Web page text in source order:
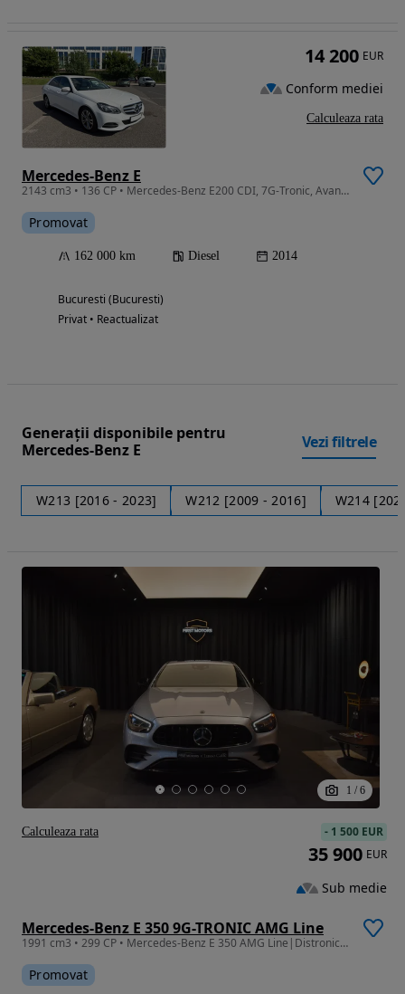
Mercedes-Benz E
2143 cm3 • 136 CP • Mercedes-Benz E200 CDI, 7G-Tronic, Avantgarde, Facelift, 2014
Promovat
162 000 km Diesel 2014
Bucuresti (Bucuresti)
Privat • Reactualizat
14 200 EUR
Conform mediei
Calculeaza rata
Generații disponibile pentru
Mercedes-Benz E
Vezi filtrele
W213 [2016 - 2023] W212 [2009 - 2016] W214
1 / 6
Mercedes-Benz E 350 9G-TRONIC AMG Line
1991 cm3 • 299 CP • Mercedes-Benz E 350 AMG Line|Distronic|Burmester|360|
Promovat
- 1 500 EUR
35 900 EUR
Sub medie
Calculeaza rata